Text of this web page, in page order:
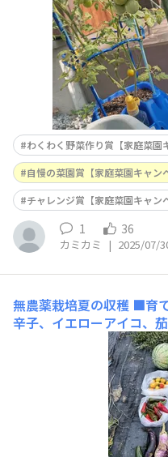
わくわく野菜作り賞【家庭菜園
自慢の菜園賞【家庭菜園キャン
チャレンジ賞【家庭菜園キャン
1 36
カミカミ | 2025/07/
無農薬栽培夏の収穫 ■育
辛子、イエローアイコ、
唐辛子プリッキーヌ
ト茄子の表面をテントウ
の排水溝用の不織布ネッ